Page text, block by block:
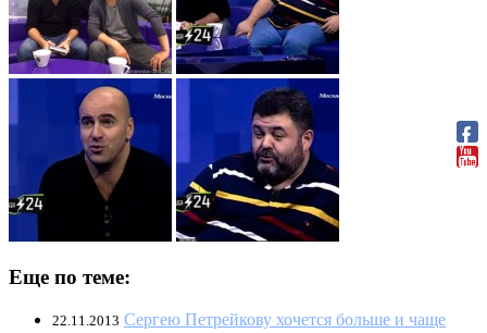
Еще по теме:
22.11.2013 Сергею Петрейкову хочется больше и чаще